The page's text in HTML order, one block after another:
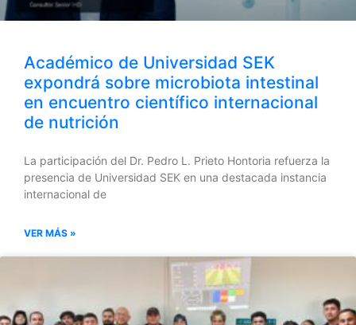
Académico de Universidad SEK
expondrá sobre microbiota intestinal
en encuentro científico internacional
de nutrición
La participación del Dr. Pedro L. Prieto Hontoria refuerza la
presencia de Universidad SEK en una destacada instancia
internacional de
VER MÁS »